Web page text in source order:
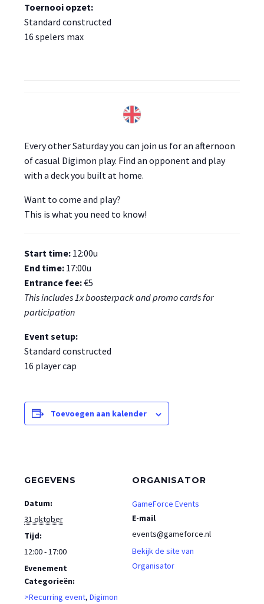
Toernooi opzet:
Standard constructed
16 spelers max
Every other Saturday you can join us for an afternoon
of casual Digimon play. Find an opponent and play
with a deck you built at home.
Want to come and play?
This is what you need to know!
Start time: 12:00u
End time: 17:00u
Entrance fee:€5
This includes 1x boosterpack and promo cards for
participation
Event setup:
Standard constructed
16 player cap
Toevoegen aan kalender
GEGEVENS
Datum:
31 oktober
Tijd:
12:00 - 17:00
Evenement
Categorieën:
>Recurring event, Digimon
ORGANISATOR
GameForce Events
E-mail
events@gameforce.nl
Bekijk de site van
Organisator